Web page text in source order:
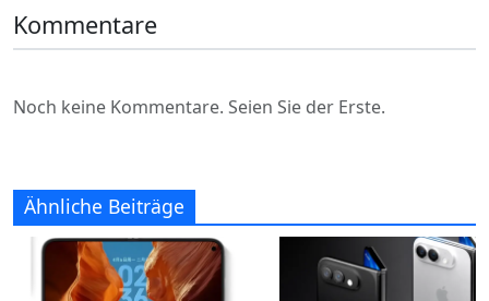
Kommentare
Noch keine Kommentare. Seien Sie der Erste.
Ähnliche Beiträge